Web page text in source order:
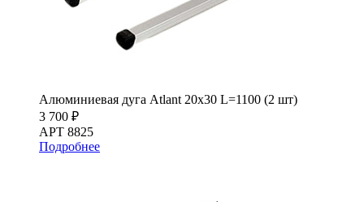
Алюминиевая дуга Atlant 20х30 L=1100 (2 шт)
3 700 ₽
АРТ 8825
Подробнее